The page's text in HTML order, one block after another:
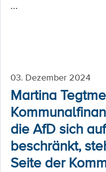
...
03. Dezember 2024
Martina
die AfD sich
beschränkt,
Seite der